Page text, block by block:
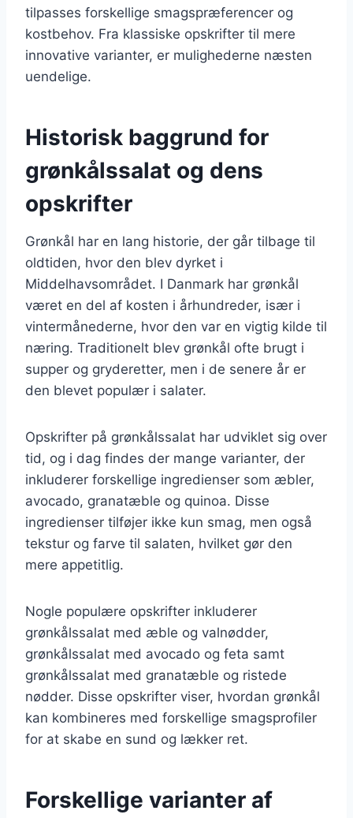
tilpasses forskellige smagspræferencer og
kostbehov. Fra klassiske opskrifter til mere
innovative varianter, er mulighederne næsten
uendelige.
Historisk baggrund for
grønkålssalat og dens
opskrifter
Grønkål har en lang historie, der går tilbage til
oldtiden, hvor den blev dyrket i
Middelhavsområdet. I Danmark har grønkål
været en del af kosten i århundreder, især i
vintermånederne, hvor den var en vigtig kilde til
næring. Traditionelt blev grønkål ofte brugt i
supper og gryderetter, men i de senere år er
den blevet populær i salater.
Opskrifter på grønkålssalat har udviklet sig over
tid, og i dag findes der mange varianter, der
inkluderer forskellige ingredienser som æbler,
avocado, granatæble og quinoa. Disse
ingredienser tilføjer ikke kun smag, men også
tekstur og farve til salaten, hvilket gør den
mere appetitlig.
Nogle populære opskrifter inkluderer
grønkålssalat med æble og valnødder,
grønkålssalat med avocado og feta samt
grønkålssalat med granatæble og ristede
nødder. Disse opskrifter viser, hvordan grønkål
kan kombineres med forskellige smagsprofiler
for at skabe en sund og lækker ret.
Forskellige varianter af